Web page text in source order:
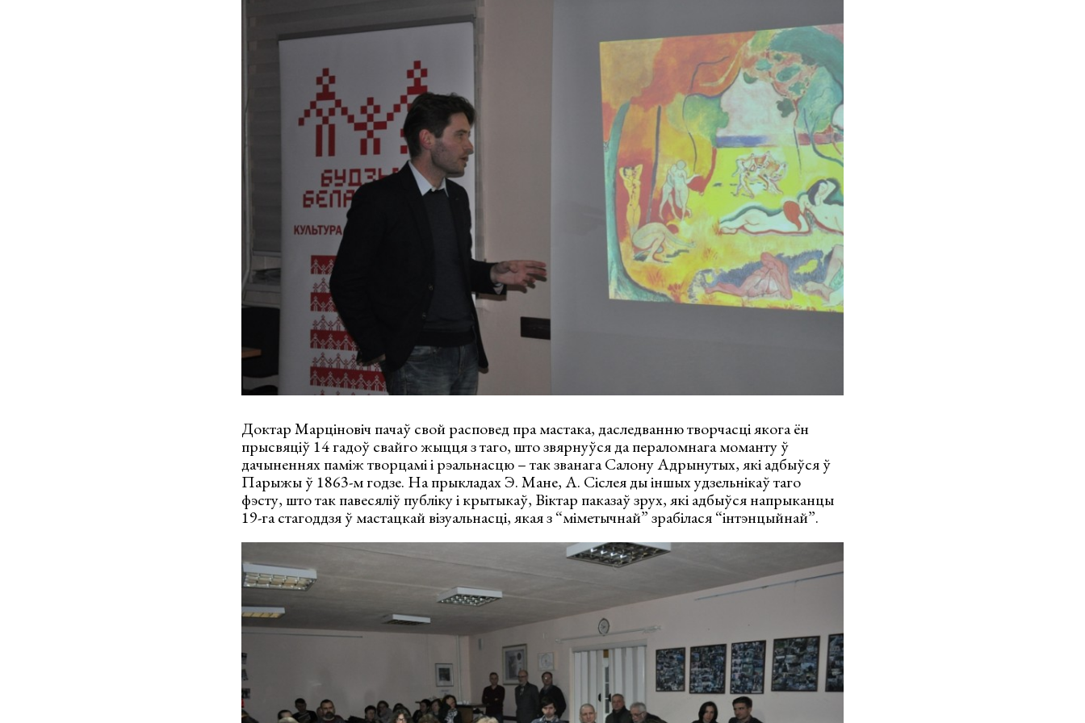
Доктар Марціновіч пачаў свой расповед пра мастака, даследванню творчасці якога ён
прысвяціў 14 гадоў свайго жыцця з таго, што звярнуўся да пераломнага моманту ў
дачыненнях паміж творцамі і рэальнасцю – так званага Салону Адрынутых, які адбыўся ў
Парыжы ў 1863-м годзе. На прыкладах Э. Мане, А. Сіслея ды іншых удзельнікаў таго
фэсту, што так павесяліў публіку і крытыкаў, Віктар паказаў зрух, які адбыўся напрыканцы
19-га стагоддзя ў мастацкай візуальнасці, якая з “міметычнай” зрабілася “інтэнцыйнай”.